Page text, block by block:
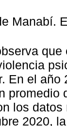
Manabí.
En el año
promedio
los
2020,